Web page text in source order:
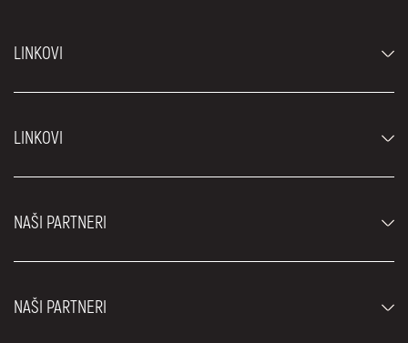
LINKOVI
Luksuzni automobili
Cene
LINKOVI
Blog
O nama
NAŠI PARTNERI
NAŠI PARTNERI